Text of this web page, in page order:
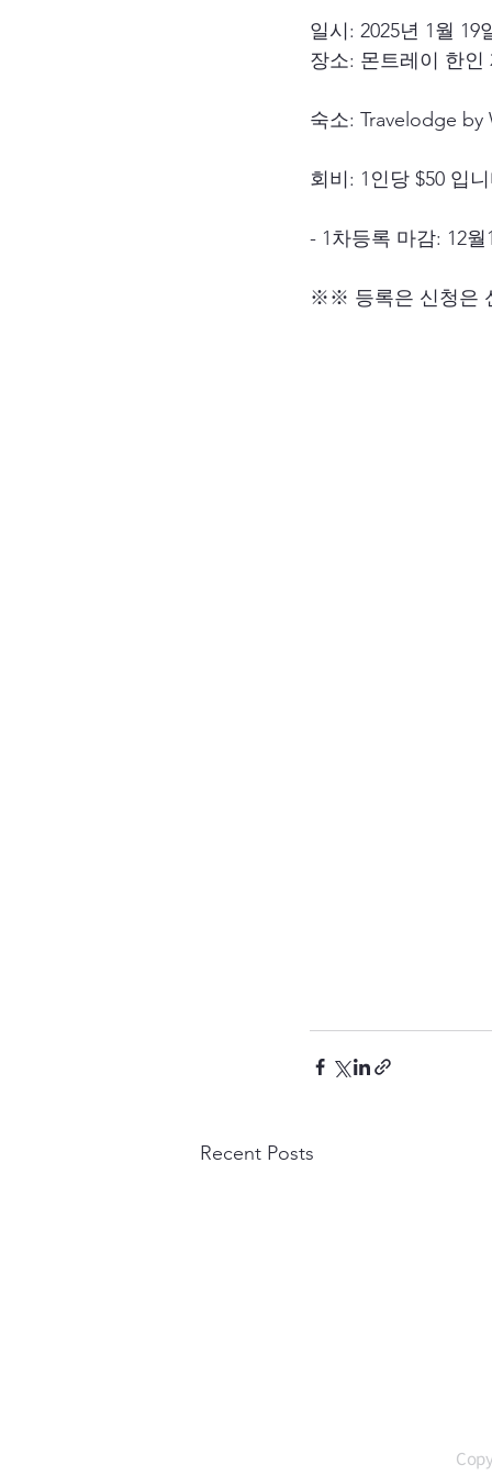
일시: 2025년 1월 19
장소: 몬트레이 한인
숙소: Travelodge by
회비: 1인당 $50 입
- 1차등록 마감: 12
※※ 등록은 신청은
Recent Posts